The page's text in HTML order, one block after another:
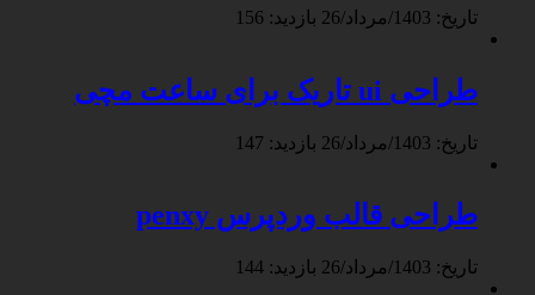
تاریخ: 1403/مرداد/26 بازدید: 156
طراحی ui تاریک برای ساعت مچی
تاریخ: 1403/مرداد/26 بازدید: 147
طراحی قالب وردپرس penxy
تاریخ: 1403/مرداد/26 بازدید: 144